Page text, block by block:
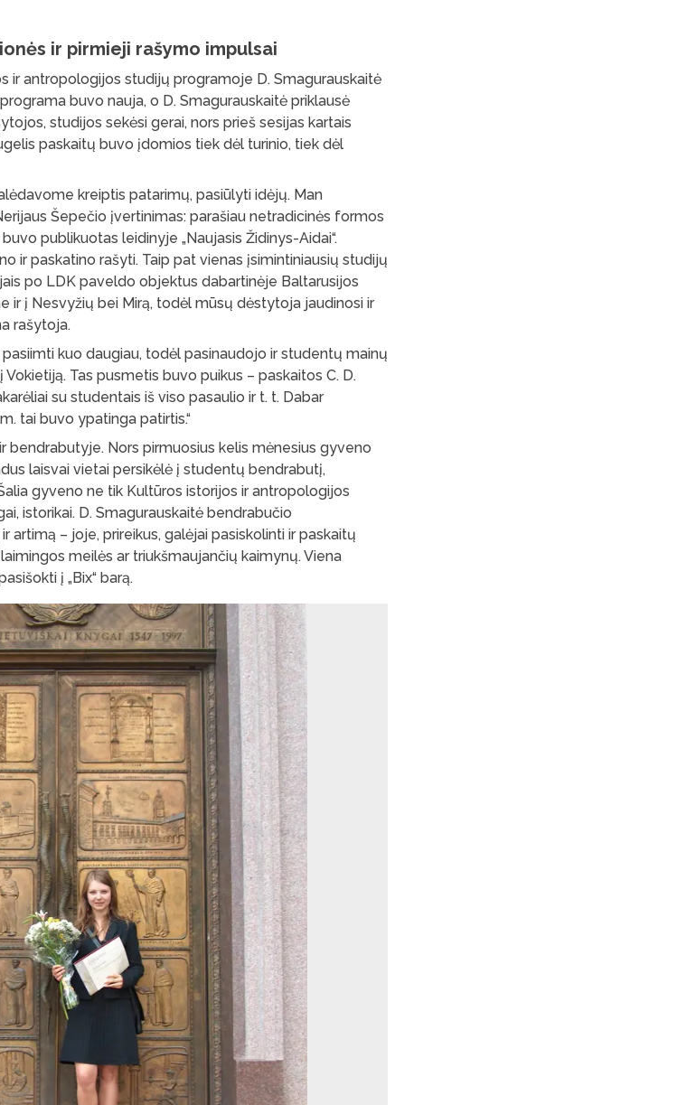
ir pirmieji rašymo impulsai
ir antropologijos studijų programoje D. Smagurauskaitė
buvo nauja, o D. Smagurauskaitė priklausė
studijos sekėsi gerai, nors prieš sesijas kartais
paskaitų buvo įdomios tiek dėl turinio, tiek dėl
kreiptis patarimų, pasiūlyti idėjų. Man
Šepečio įvertinimas: parašiau netradicinės formos
publikuotas leidinyje „Naujasis Židinys-Aidai“.
ir paskatino rašyti. Taip pat vienas įsimintiniausių studijų
po LDK paveldo objektus dabartinėje Baltarusijos
ir į Nesvyžių bei Mirą, todėl mūsų dėstytoja jaudinosi ir
rašytoja.
kuo daugiau, todėl pasinaudojo ir studentų mainų
Vokietiją. Tas pusmetis buvo puikus – paskaitos C. D.
su studentais iš viso pasaulio ir t. t. Dabar
tai buvo ypatinga patirtis.“
Nors pirmuosius kelis mėnesius gyveno
laisvai vietai persikėlė į studentų bendrabutį,
gyveno ne tik Kultūros istorijos ir antropologijos
istorikai. D. Smagurauskaitė bendrabučio
artimą – joje, prireikus, galėjai pasiskolinti ir paskaitų
meilės ar triukšmaujančių kaimynų. Viena
į „Bix“ barą.